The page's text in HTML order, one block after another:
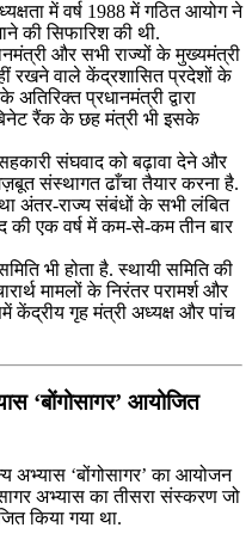
में वर्ष 1988 में गठित आयोग ने
की सिफारिश की थी.
और सभी राज्यों के मुख्यमंत्री
रखने वाले केंद्रशासित प्रदेशों के
प्रधानमंत्री द्वारा
रैंक के छह मंत्री भी इसके
संघवाद को बढ़ावा देने और
संस्थागत ढाँचा तैयार करना है.
अंतर-राज्य संबंधों के सभी लंबित
की एक वर्ष में कम-से-कम तीन बार
भी होता है. स्थायी समिति की
मामलों के निरंतर परामर्श और
गृह मंत्री अध्यक्ष और पांच
‘बोंगोसागर’ आयोजित
अभ्यास ‘बोंगोसागर’ का आयोजन
अभ्यास का तीसरा संस्करण जो
किया गया था.